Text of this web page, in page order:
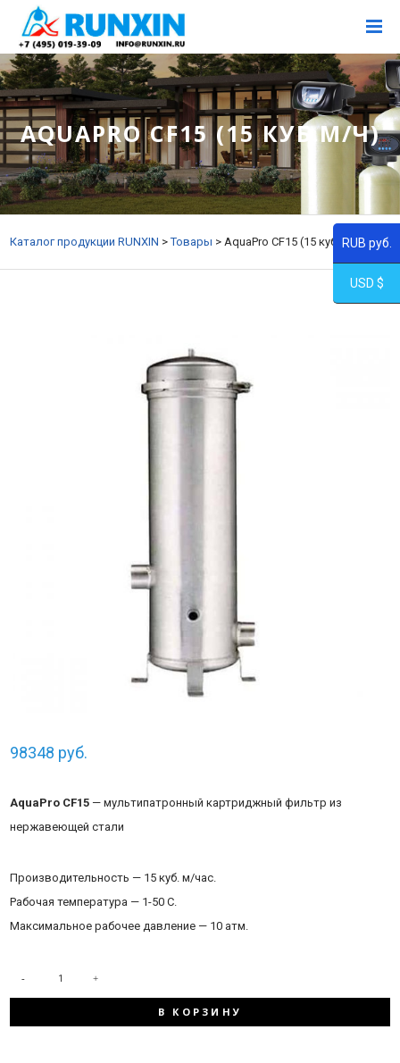
AQUAPRO CF15 (15 КУБ.М/Ч)
Каталог продукции RUNXIN >Товары >AquaPro CF15 (15 куб.м/ч)
98348 руб.
AquaPro CF15 — мультипатронный картриджный фильтр из
нержавеющей стали
Производительность — 15 куб. м/час.
Рабочая температура — 1-50 С.
Максимальное рабочее давление — 10 атм.
В КОРЗИНУ
RUB руб.
USD $